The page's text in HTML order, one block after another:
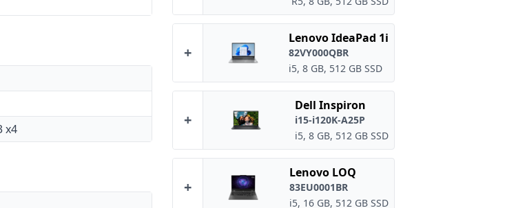
x4
+
Lenovo IdeaPad 1i
82VY000QBR
i5, 8 GB, 512 GB SSD
+
Dell Inspiron
i15-i120K-A25P
i5, 8 GB, 512 GB SSD
+
Lenovo LOQ
83EU0001BR
i5, 16 GB, 512 GB SSD